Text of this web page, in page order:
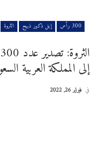
300 رأس إبل ذكور ذبيح الثروة
إلى المملكة العربية
في فبراير 26, 2022